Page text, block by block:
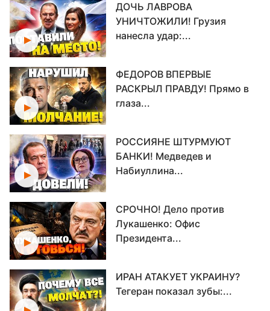
ДОЧЬ ЛАВРОВА
УНИЧТОЖИЛИ! Грузия
нанесла удар:...
ФЕДОРОВ ВПЕРВЫЕ
РАСКРЫЛ ПРАВДУ! Прямо в
глаза...
РОССИЯНЕ ШТУРМУЮТ
БАНКИ! Медведев и
Набиуллина...
СРОЧНО! Дело против
Лукашенко: Офис
Президента...
ИРАН АТАКУЕТ УКРАИНУ?
Тегеран показал зубы:...